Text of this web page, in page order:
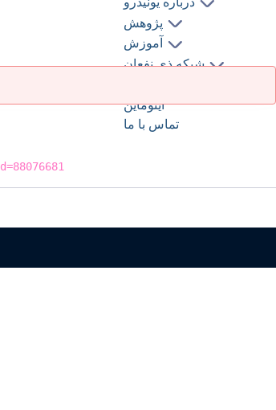
پژوهش
آموزش
شبکه ذی نفعان
اینوماین
تماس با ما